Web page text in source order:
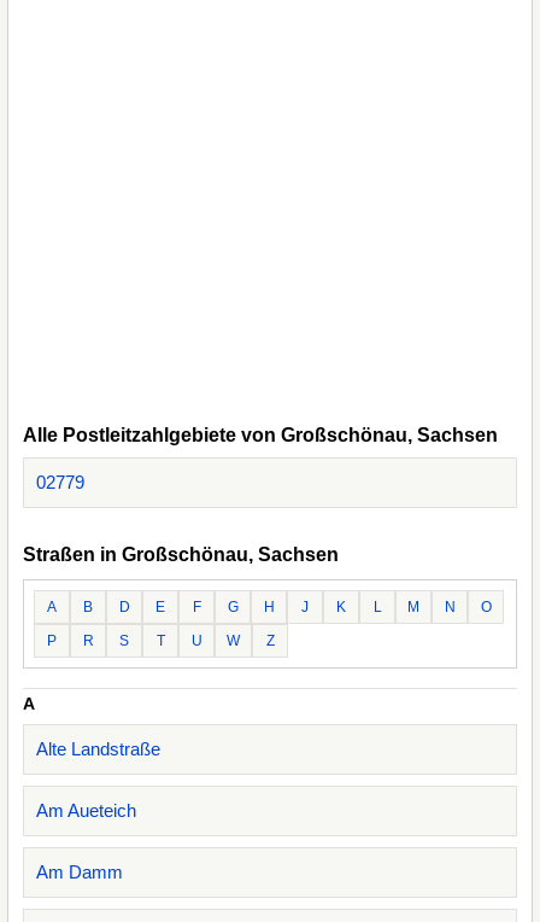
Alle Postleitzahlgebiete von Großschönau, Sachsen
02779
Straßen in Großschönau, Sachsen
A B D E F G H J K L M N
O
P
R S T U W Z
A
Alte Landstraße
Am Aueteich
Am Damm